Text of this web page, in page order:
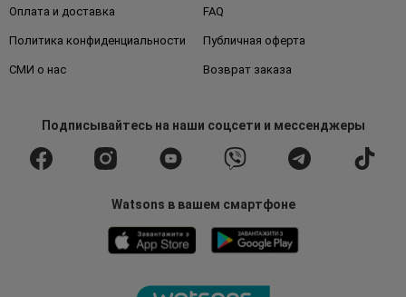
Оплата и доставка FAQ
Политика конфиденциальности Публичная оферта
СМИ о нас Возврат заказа
Подписывайтесьна наши соцсети и мессенджеры
Watsons в вашем смартфоне